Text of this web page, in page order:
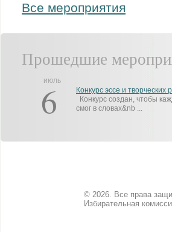
Все мероприятия
Прошедшие
июль
6
Конкурс эссе и творческих
Конкурс создан, чтобы
смог в словах&nb ...
© 2026. Все права
Избирательная